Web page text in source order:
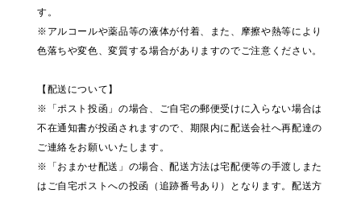
す。
※アルコールや薬品等の液体が付着、また、摩擦や熱等により
色落ちや変色、変質する場合がありますのでご注意ください。
【配送について】
※「ポスト投函」の場合、ご自宅の郵便受けに入らない場合は
不在通知書が投函されますので、期限内に配送会社へ再配達の
ご連絡をお願いいたします。
※「おまかせ配送」の場合、配送方法は宅配便等の手渡しまた
はご自宅ポストへの投函（追跡番号あり）となります。配送方